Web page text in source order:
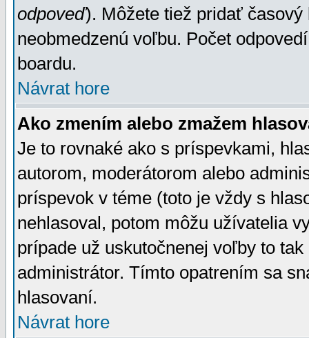
odpoveď). Môžete tiež pridať
neobmedzenú voľbu. Počet
boardu.
Návrat hore
Ako zmením alebo zmažem
Je to rovnaké ako s príspevkami,
autorom, moderátorom alebo
príspevok v téme (toto je vždy s
nehlasoval, potom môžu užívatelia
prípade už uskutočnenej voľby to
administrátor. Tímto opatrením sa
hlasovaní.
Návrat hore